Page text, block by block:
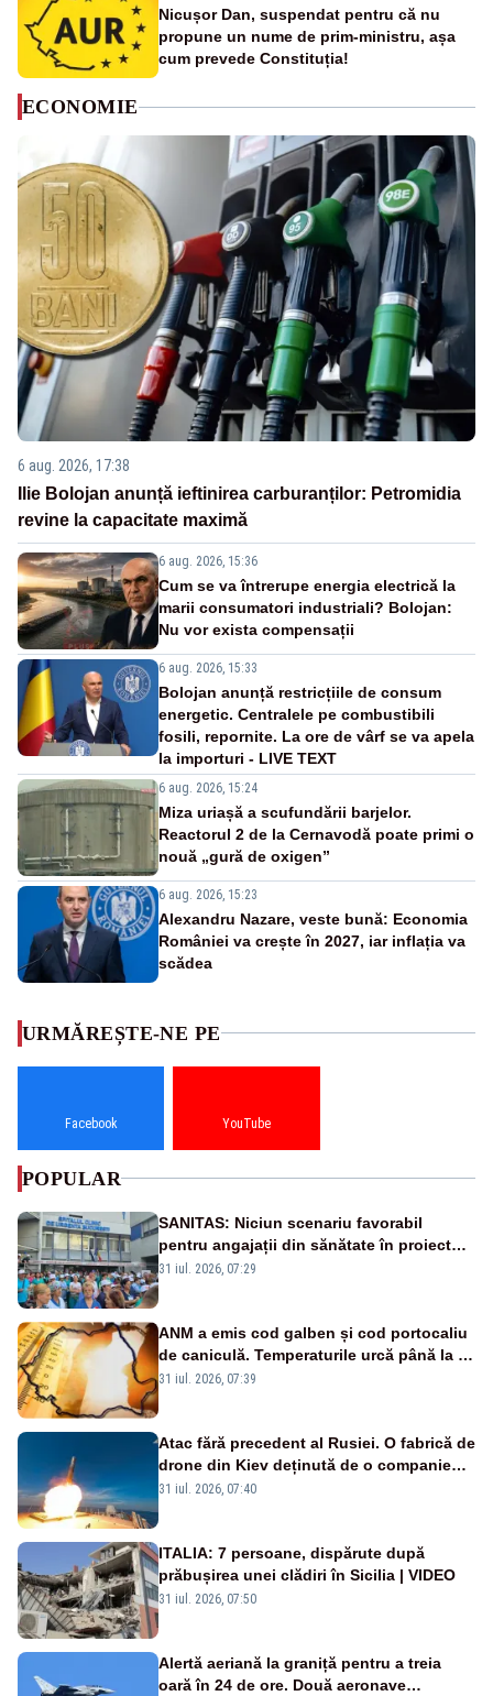
Nicușor Dan, suspendat pentru că nu
propune un nume de prim-ministru, așa
cum prevede Constituția!
ECONOMIE
6 aug. 2026, 17:38
Ilie Bolojan anunță ieftinirea carburanților: Petromidia
revine la capacitate maximă
6 aug. 2026, 15:36
Cum se va întrerupe energia electrică la
marii consumatori industriali? Bolojan:
Nu vor exista compensații
6 aug. 2026, 15:33
Bolojan anunță restricțiile de consum
energetic. Centralele pe combustibili
fosili, repornite. La ore de vârf se va apela
la importuri - LIVE TEXT
6 aug. 2026, 15:24
Miza uriașă a scufundării barjelor.
Reactorul 2 de la Cernavodă poate primi o
nouă „gură de oxigen”
6 aug. 2026, 15:23
Alexandru Nazare, veste bună: Economia
României va crește în 2027, iar inflația va
scădea
URMĂREȘTE-NE PE
Facebook YouTube
POPULAR
SANITAS: Niciun scenariu favorabil
pentru angajații din sănătate în proiectul
Legii salarizării
31 iul. 2026, 07:29
ANM a emis cod galben și cod portocaliu
de caniculă. Temperaturile urcă până la 38
de grade, iar nopțile devin tropicale
31 iul. 2026, 07:39
Atac fără precedent al Rusiei. O fabrică de
drone din Kiev deținută de o companie
americană, distrusă de o rachetă
31 iul. 2026, 07:40
ITALIA: 7 persoane, dispărute după
prăbușirea unei clădiri în Sicilia | VIDEO
31 iul. 2026, 07:50
Alertă aeriană la graniță pentru a treia
oară în 24 de ore. Două aeronave